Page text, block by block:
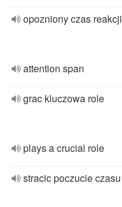
opozniony czas reakcji
attention span
grac kluczowa role
plays a crucial role
stracic poczucie czasu